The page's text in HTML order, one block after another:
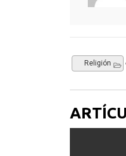
Religión